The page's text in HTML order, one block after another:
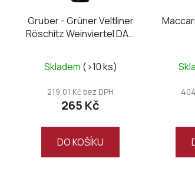
Gruber - Grüner Veltliner
Röschitz Weinviertel DAC
Skladem (>10 ks)
219,01 Kč bez DPH
265 Kč
DO KOŠÍKU